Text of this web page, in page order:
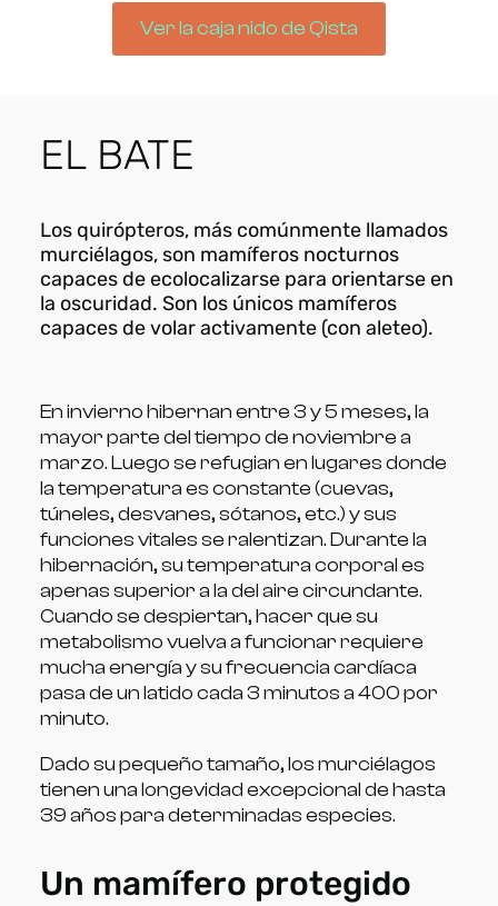
Ver la caja nido de Qista
EL BATE
Los quirópteros, más comúnmente llamados
murciélagos, son mamíferos nocturnos
capaces de ecolocalizarse para orientarse en
la oscuridad. Son los únicos mamíferos
capaces de volar activamente (con aleteo).
En invierno hibernan entre 3 y 5 meses, la
mayor parte del tiempo de noviembre a
marzo. Luego se refugian en lugares donde
la temperatura es constante (cuevas,
túneles, desvanes, sótanos, etc.) y sus
funciones vitales se ralentizan. Durante la
hibernación, su temperatura corporal es
apenas superior a la del aire circundante.
Cuando se despiertan, hacer que su
metabolismo vuelva a funcionar requiere
mucha energía y su frecuencia cardíaca
pasa de un latido cada 3 minutos a 400 por
minuto.
Dado su pequeño tamaño, los murciélagos
tienen una longevidad excepcional de hasta
39 años para determinadas especies.
Un mamífero protegido